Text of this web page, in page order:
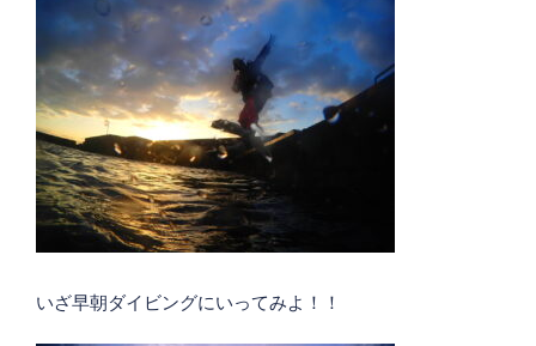
いざ早朝ダイビングにいってみよ！！